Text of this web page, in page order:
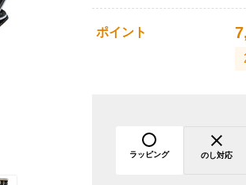
ポイント
ラッピング のし対応